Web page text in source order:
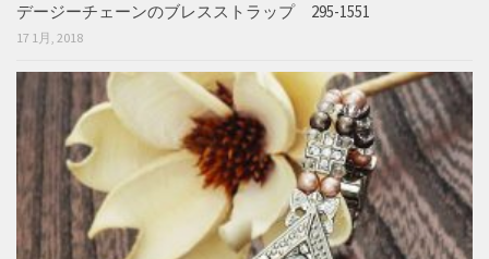
デージーチェーンのブレスストラップ 295-1551
17 1月, 2018